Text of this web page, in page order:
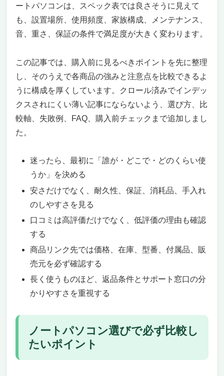
2TB SSD搭載で起動もデータ管理も爆速
15.6インチ FHD タッチスクリーンで視認性
抜群
使いやすいWindows 11 Home搭載
HDMIやUSBポートも充実！外部ディスプレ
イとの接続も簡単
株取引初心者に最適な理由まとめ
株取引におすすめな初心者向けパソコン！これ
一台で快適トレード環境を実現｜Dell Inspiron
数のトレードツールも快適に動作
64GB RAM＆4TB SSD搭載！株価の変動をリ
15.6インチ FHDタッチスクリーンでチャー
トが見やすい！
安定した通信環境で遅延ゼロ！決定的なチャ
Windows 11 Pro & MS Office搭載！初心者で
もすぐに使える環境が整っている
これ一台で株取引の初心者を卒業！プロの環
境を手に入れよう
株取引におすすめな初心者向けパソコン！圧倒
圧倒的に軽い！わずか990gのモバイル性
株取引に最適な超高性能プロセッサー搭載
16GBメモリと1TB SSDで驚異のサクサク動
ートパソコンは、スペック表では良さそうに見えて
も、設置場所、使用頻度、家族構成、メンテナンス、
音、重さ、保証の条件で満足度が大きく変わります。
この記事では、購入前に見るべきポイントを先に整理
し、そのうえで各商品の強みと注意点を比較できるよ
うに構成を厚くしています。クロール済みでインデッ
クスされにくい薄い記事にならないよう、選び方、比
較軸、失敗例、FAQ、購入前チェックまで追加しまし
た。
迷ったら、最初に「誰が・どこで・どのくらい使
うか」を決める
安さだけでなく、耐久性、保証、消耗品、手入れ
のしやすさを見る
口コミは高評価だけでなく、低評価の理由も確認
する
商品リンク先では価格、在庫、型番、付属品、販
売元を必ず確認する
長く使うものほど、返品条件とサポート窓口の分
かりやすさを重視する
ノートパソコン選びで必ず比較し
たいポイント